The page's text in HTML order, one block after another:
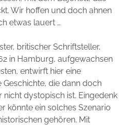
Wir hoffen und doch ahnen
etwas lauert …
britischer Schriftsteller,
in Hamburg, aufgewachsen
entwirft hier eine
Geschichte, die dann doch
nicht dystopisch ist. Eingedenk
könnte ein solches Szenario
gehören. Mit